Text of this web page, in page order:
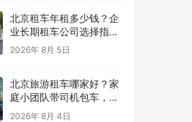
北京租车年租多少钱？企
业长期租车公司选择指
南，北京分众租车公司提
供灵活用车方案
2026年 8月 5日
北京旅游租车哪家好？家
庭小团队带司机包车，让
北京旅行更轻松
2026年 8月 4日